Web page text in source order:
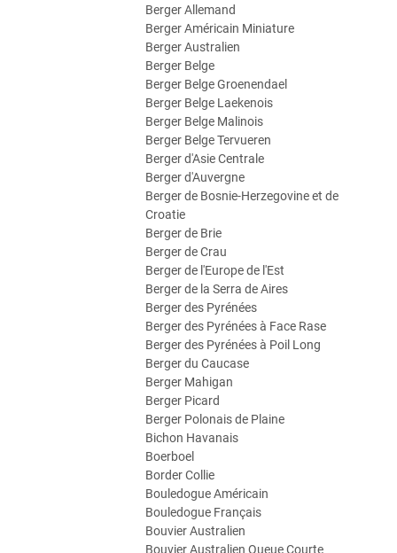
Berger Allemand
Berger Américain Miniature
Berger Australien
Berger Belge
Berger Belge Groenendael
Berger Belge Laekenois
Berger Belge Malinois
Berger Belge Tervueren
Berger d'Asie Centrale
Berger d'Auvergne
Berger de Bosnie-Herzegovine et de
Croatie
Berger de Brie
Berger de Crau
Berger de l'Europe de l'Est
Berger de la Serra de Aires
Berger des Pyrénées
Berger des Pyrénées à Face Rase
Berger des Pyrénées à Poil Long
Berger du Caucase
Berger Mahigan
Berger Picard
Berger Polonais de Plaine
Bichon Havanais
Boerboel
Border Collie
Bouledogue Américain
Bouledogue Français
Bouvier Australien
Bouvier Australien Queue Courte